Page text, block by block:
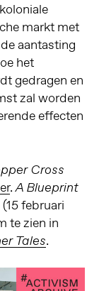
markt met
aantasting
het
gedragen en
zal worden
effecten
Cross
.A Blueprint
februari
te zien in
Tales.